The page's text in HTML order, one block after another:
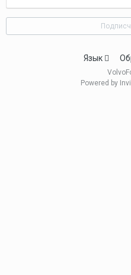
Язык
Powered by